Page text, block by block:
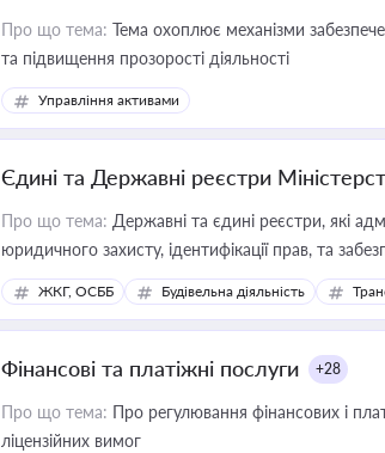
Про що тема: Тема охоплює механізми
та підвищення прозорості діяльності
Управління активами
Єдині та Державні реєстри
Про що тема: Державні та єдині реєстри, які
юридичного захисту, ідентифікації прав, та
ЖКГ, ОСББ Будівельна діяльність
Фінансові та платіжні послуги +28
Про що тема: Про регулювання фінансових і платіжних послуг, управління коштами,
ліцензійних вимог